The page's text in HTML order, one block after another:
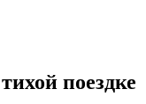
поездке